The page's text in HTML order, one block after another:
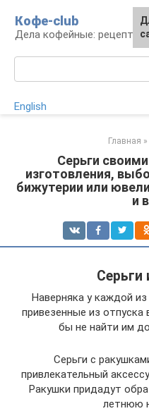
контенту
Кофе-club
Дела кофейные: рецепты
English
Главная »
Серьги
изготовления,
бижутерии или
и
Серьги
Наверняка у каждой
привезенные из отпуска
бы не найти им
Серьги с
привлекательный
Ракушки придадут
летнюю